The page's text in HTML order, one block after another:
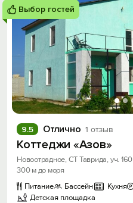
Выбор гостей
Отлично 1 отзыв
9.5
Коттеджи «Азов»
Новоотрадное, СТ Таврида, уч. 160
300 м до моря
Питание
Бассейн Кухня
Детская площадка